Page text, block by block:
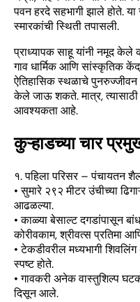
पवन हरदे सहभागी झाले होते.
स्मारकांची स्थिती तपासली.
प्राध्यापक साहू यांनी नमूद केले
गाव धार्मिक आणि सांस्कृतिक
ऐतिहासिक स्थळाचे पुनरुज्जीवन
केले जाऊ शकते. मात्र, त्यासाठी
आवश्यकता आहे.
कुऱ्हाडच्या चार
१. पहिला परिसर – पंचायतन
• सुमारे २९२ मीटर उंचीच्या
आढळल्या.
• काळ्या बेसाल्ट दगडांपासून
कोरीवकाम, श्रीवत्स प्रतिमा
• टेकडीवरील मध्यभागी
स्पष्ट होते.
• गावकरी अनेक वास्तुशिल्प
दिसून आले.